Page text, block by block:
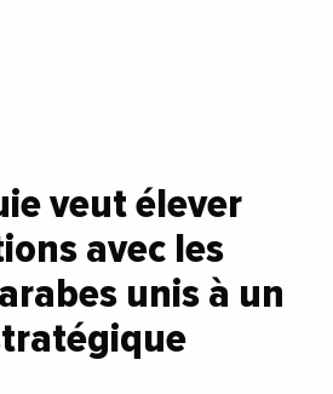
veut élever
avec les
unis à un